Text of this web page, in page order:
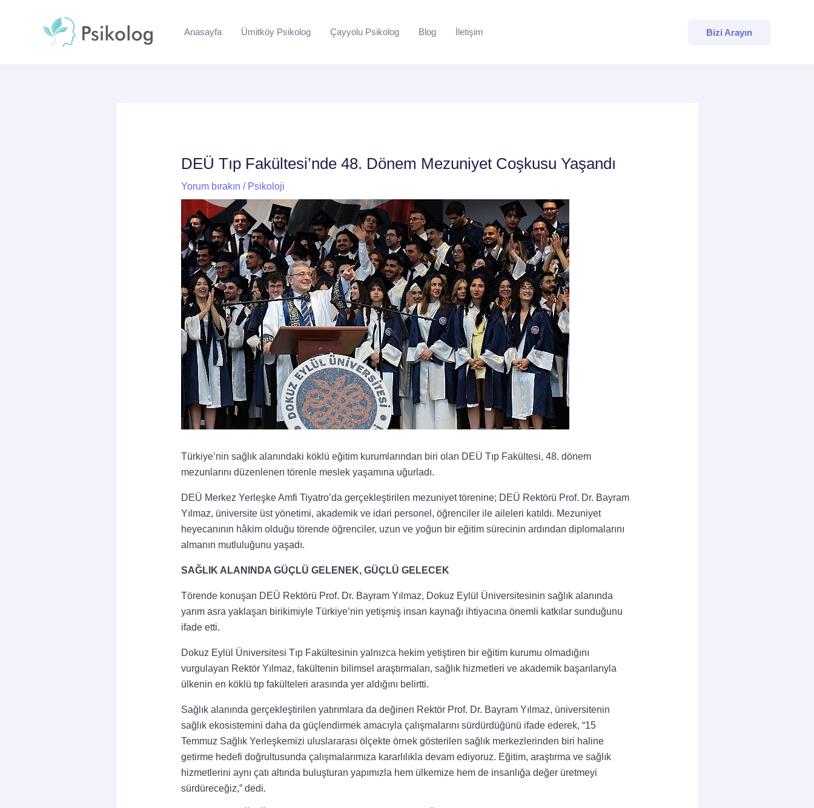
Anasayfa
Ümitköy Psikolog Çayyolu Psikolog Blog İletişim Bizi Arayın
DEÜ Tıp Fakültesi’nde 48. Dönem Mezuniyet Coşkusu Yaşandı
Yorum bırakın / Psikoloji
Türkiye’nin sağlık alanındaki köklü eğitim kurumlarından biri olan DEÜ Tıp Fakültesi, 48. dönem
mezunlarını düzenlenen törenle meslek yaşamına uğurladı.
DEÜ Merkez Yerleşke Amfi Tiyatro’da gerçekleştirilen mezuniyet törenine; DEÜ Rektörü Prof. Dr. Bayram
Yılmaz, üniversite üst yönetimi, akademik ve idari personel, öğrenciler ile aileleri katıldı. Mezuniyet
heyecanının hâkim olduğu törende öğrenciler, uzun ve yoğun bir eğitim sürecinin ardından diplomalarını
almanın mutluluğunu yaşadı.
SAĞLIK ALANINDA GÜÇLÜ GELENEK, GÜÇLÜ GELECEK
Törende konuşan DEÜ Rektörü Prof. Dr. Bayram Yılmaz, Dokuz Eylül Üniversitesinin sağlık alanında
yarım asra yaklaşan birikimiyle Türkiye’nin yetişmiş insan kaynağı ihtiyacına önemli katkılar sunduğunu
ifade etti.
Dokuz Eylül Üniversitesi Tıp Fakültesinin yalnızca hekim yetiştiren bir eğitim kurumu olmadığını
vurgulayan Rektör Yılmaz, fakültenin bilimsel araştırmaları, sağlık hizmetleri ve akademik başarılarıyla
ülkenin en köklü tıp fakülteleri arasında yer aldığını belirtti.
Sağlık alanında gerçekleştirilen yatırımlara da değinen Rektör Prof. Dr. Bayram Yılmaz, üniversitenin
sağlık ekosistemini daha da güçlendirmek amacıyla çalışmalarını sürdürdüğünü ifade ederek, “15
Temmuz Sağlık Yerleşkemizi uluslararası ölçekte örnek gösterilen sağlık merkezlerinden biri haline
getirme hedefi doğrultusunda çalışmalarımıza kararlılıkla devam ediyoruz. Eğitim, araştırma ve sağlık
hizmetlerini aynı çatı altında buluşturan yapımızla hem ülkemize hem de insanlığa değer üretmeyi
sürdüreceğiz,” dedi.
dolaşımı